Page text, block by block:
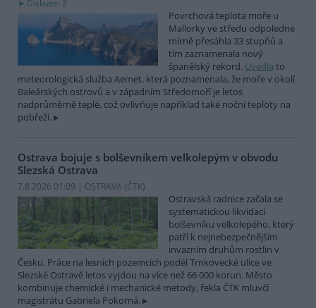
Diskuse: 2
Povrchová teplota moře u
Mallorky ve středu odpoledne
mírně přesáhla 33 stupňů a
tím zaznamenala nový
španělský rekord. Uvedla to
meteorologická služba Aemet, která poznamenala, že moře v okolí
Baleárských ostrovů a v západním Středomoří je letos
nadprůměrně teplé, což ovlivňuje například také noční teploty na
pobřeží.
Ostrava bojuje s bolševníkem velkolepým v obvodu
Slezská Ostrava
7.8.2026 01:09 | OSTRAVA (ČTK)
Ostravská radnice začala se
systematickou likvidací
bolševníku velkolepého, který
patří k nejnebezpečnějším
invazním druhům rostlin v
Česku. Práce na lesních pozemcích podél Trnkovecké ulice ve
Slezské Ostravě letos vyjdou na více než 66 000 korun. Město
kombinuje chemické i mechanické metody, řekla ČTK mluvčí
magistrátu Gabriela Pokorná.